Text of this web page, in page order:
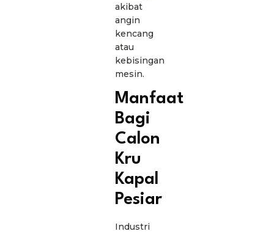
akibat
angin
kencang
atau
kebisingan
mesin.
Manfaat
Bagi
Calon
Kru
Kapal
Pesiar
Industri